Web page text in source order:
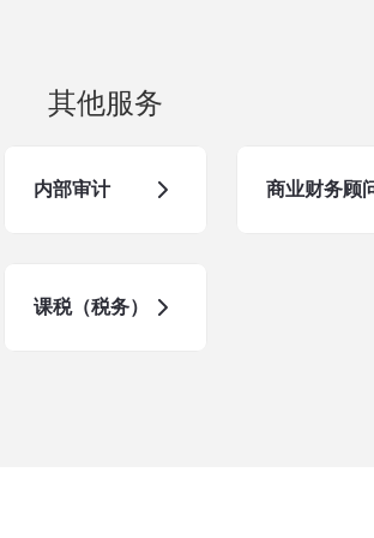
其他服务
内部审计 商业财务顾
课税（税务）